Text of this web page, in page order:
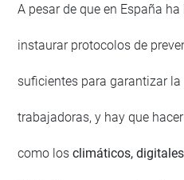
A pesar de que en España
instaurar protocolos de
suficientes para garantizar
trabajadoras, y hay que
como losclimáticos,